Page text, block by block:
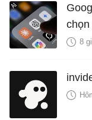
chọn
8